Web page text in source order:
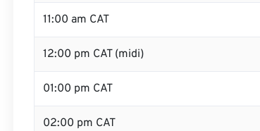
11:00 am CAT
12:00 pm CAT (midi)
01:00 pm CAT
02:00 pm CAT